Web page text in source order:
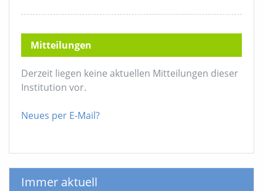
Mitteilungen
Derzeit liegen keine aktuellen Mitteilungen dieser
Institution vor.
Neues per E-Mail?
Immer aktuell